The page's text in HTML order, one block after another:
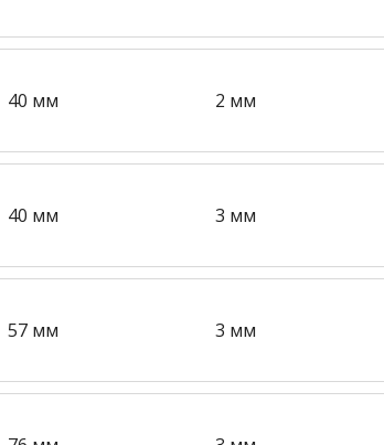
40 мм 2 мм
40 мм 3 мм
57 мм 3 мм